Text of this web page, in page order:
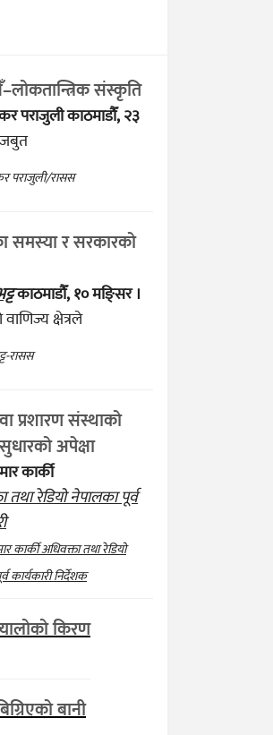
संस्कृति
पराजुलीकाठमाडौँ, २३
पराजुली/रासस
समस्या र सरकारको
काठमाडौँ, १० मङ्सिर ।
क्षेत्रले
रासस
प्रशारण संस्थाको
अपेक्षा
कार्की
तथा रेडियो नेपालका पूर्व
कार्की अधिवक्ता तथा रेडियो
कार्यकारी निर्देशक
किरण
बानी